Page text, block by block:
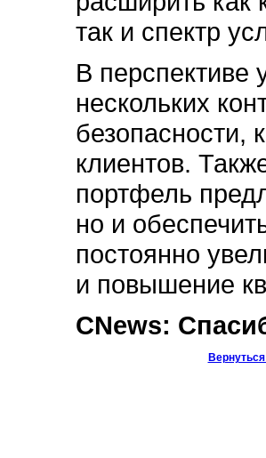
так и спектр
В перспективе
нескольких
безопасности,
клиентов.
портфель
но и
постоянно
и повышение
CNews: